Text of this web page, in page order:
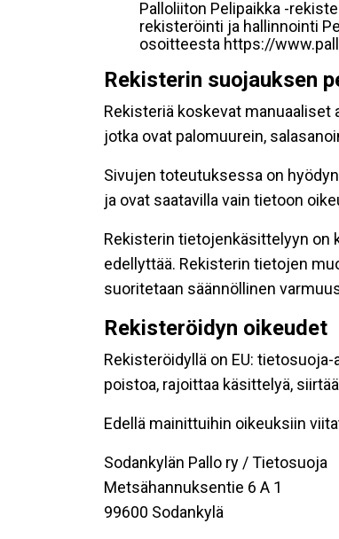
Palloliiton Pelipaikka -
rekisteröinti ja hallinnointi
osoitteesta https://
Rekisterin suojauksen
Rekisteriä koskevat
jotka ovat palomuurein,
Sivujen toteutuksessa on
ja ovat saatavilla vain tietoon
Rekisterin tietojenkäsittelyyn on
edellyttää. Rekisterin tietojen
suoritetaan säännöllinen
Rekisteröidyn oikeudet
Rekisteröidyllä on EU:
poistoa, rajoittaa käsittelyä,
Edellä mainittuihin oikeuksiin
Sodankylän Pallo ry / Tietosuoja
Metsähannuksentie 6 A 1
99600 Sodankylä